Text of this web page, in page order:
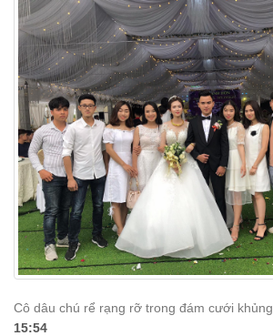
Cô dâu chú rể rạng rỡ trong đám cưới khủng
15:54